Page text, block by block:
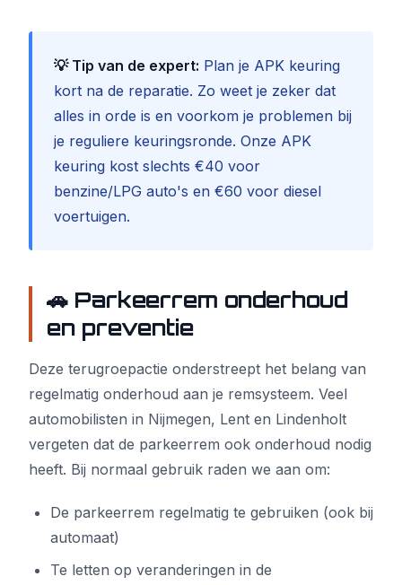
💡 Tip van de expert: Plan je APK keuring
kort na de reparatie. Zo weet je zeker dat
alles in orde is en voorkom je problemen bij
je reguliere keuringsronde. Onze APK
keuring kost slechts €40 voor
benzine/LPG auto's en €60 voor diesel
voertuigen.
🚗 Parkeerrem onderhoud
en preventie
Deze terugroepactie onderstreept het belang van
regelmatig onderhoud aan je remsysteem. Veel
automobilisten in Nijmegen, Lent en Lindenholt
vergeten dat de parkeerrem ook onderhoud nodig
heeft. Bij normaal gebruik raden we aan om:
De parkeerrem regelmatig te gebruiken (ook bij
automaat)
Te letten op veranderingen in de